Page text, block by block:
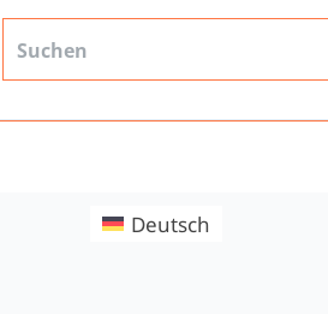
Deutsch